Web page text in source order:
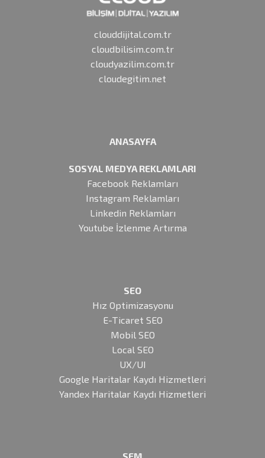
clouddijital.com.tr
cloudbilisim.com.tr
cloudyazilim.com.tr
cloudegitim.net
ANASAYFA
SOSYAL MEDYA REKLAMLARI
Facebook Reklamları
Instagram Reklamları
Linkedin Reklamları
Youtube İzlenme Artırma
SEO
Hız Optimizasyonu
E-Ticaret SEO
Mobil SEO
Local SEO
UX/UI
Google Haritalar Kaydı Hizmetleri
Yandex Haritalar Kaydı Hizmetleri